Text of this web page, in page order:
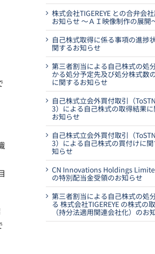
株式会社TIGEREYE との合弁会
お知らせ ～ＡＩ映像制作の展開
自己株式取得に係る事項の進捗
関するお知らせ
第三者割当による自己株式の処
かる処分予定先及び処分株式数
に関するお知らせ
自己株式立会外買付取引（
3）による自己株式の取得結果に
お知らせ
自己株式立会外買付取引（
3）による自己株式の買付けに
知らせ
CN Innovations Holdings
の特別配当金受領のお知らせ
第三者割当による自己株式の処
る 株式会社TIGEREYE の株式の
（持分法適用関連会社化）のお